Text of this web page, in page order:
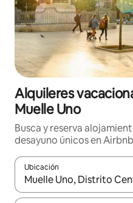
Alquileres
Muelle Uno
Busca y reserva
desayuno únicos en Airbnb
Ubicación
Cuando los resultados